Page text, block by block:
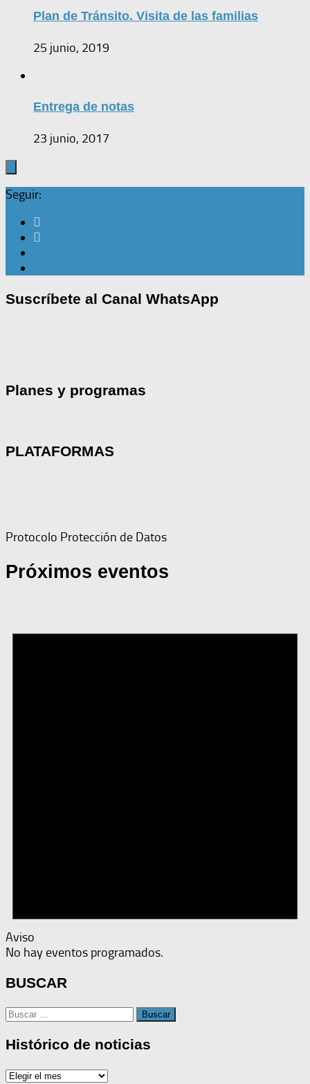
Plan de Tránsito. Visita de las familias
25 junio, 2019
Entrega de notas
23 junio, 2017
Seguir:
Suscríbete al Canal WhatsApp
Planes y programas
PLATAFORMAS
Protocolo Protección de Datos
Próximos eventos
Aviso
No hay eventos programados.
BUSCAR
Buscar:
Histórico de noticias
Histórico